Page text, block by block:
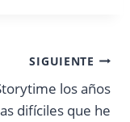
SIGUIENTE
los años
difíciles que he